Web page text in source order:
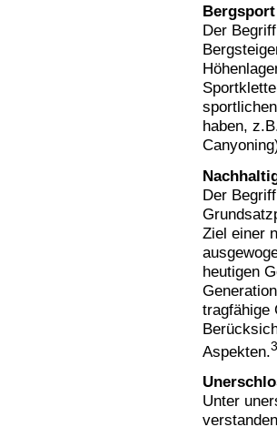
Bergsport
Der
haben,
Der
Ziel einer
heutigen
tragfähige
Aspekten.
Unter